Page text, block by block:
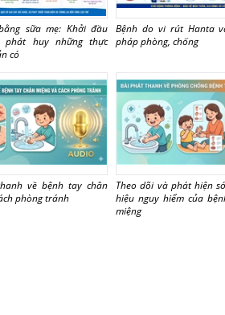
sữa mẹ: Khởi đầu
phát huy những thực
có
Bệnh do vi rút Hanta
pháp phòng, chống
về bệnh tay chân
phòng tránh
Theo dõi và phát hiện
hiệu nguy hiểm của
miệng